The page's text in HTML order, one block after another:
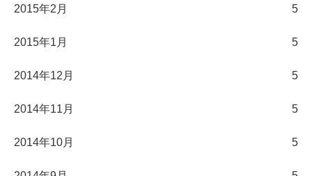
2015年2月 5
2015年1月 5
2014年12月 5
2014年11月 5
2014年10月 5